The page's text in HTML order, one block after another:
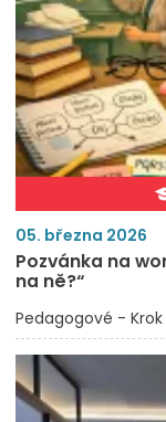
05. března 2026
Pozvánka na
na ně?“
Pedagogové -